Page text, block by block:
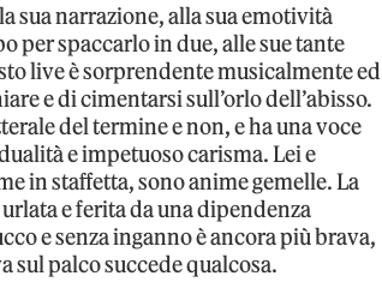
sua narrazione, alla sua emotività
per spaccarlo in due, alle sue tante
live è sorprendente musicalmente ed
e di cimentarsi sull’orlo dell’abisso.
del termine e non, e ha una voce
e impetuoso carisma. Lei e
in staffetta, sono anime gemelle. La
e ferita da una dipendenza
e senza inganno è ancora più brava,
sul palco succede qualcosa.